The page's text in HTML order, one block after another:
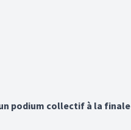
podium collectif à la